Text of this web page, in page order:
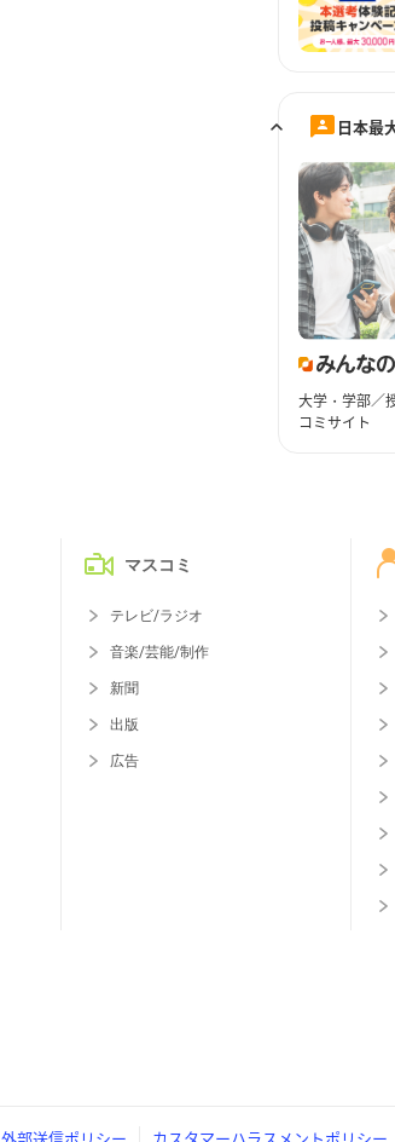
日本最
大学・学部／
コミサイト
マスコミ
テレビ/ラジオ
音楽/芸能/制作
新聞
出版
広告